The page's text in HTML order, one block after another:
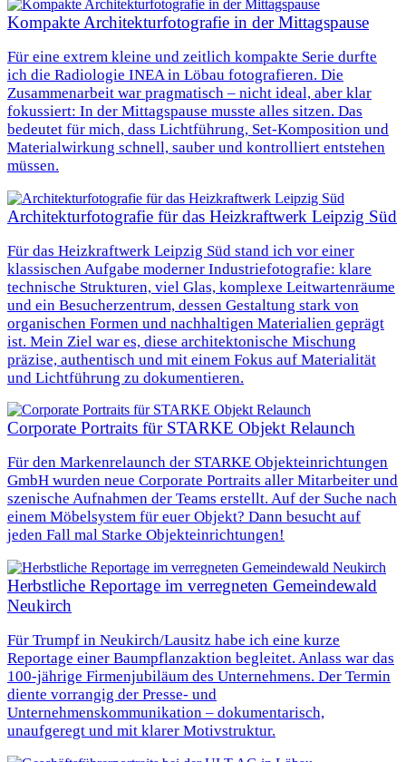
Kompakte Architekturfotografie in der Mittagspause
Für eine extrem kleine und zeitlich kompakte Serie durfte
ich die Radiologie INEA in Löbau fotografieren. Die
Zusammenarbeit war pragmatisch – nicht ideal, aber klar
fokussiert: In der Mittagspause musste alles sitzen. Das
bedeutet für mich, dass Lichtführung, Set-Komposition und
Materialwirkung schnell, sauber und kontrolliert entstehen
müssen.
Architekturfotografie für das Heizkraftwerk Leipzig Süd
Für das Heizkraftwerk Leipzig Süd stand ich vor einer
klassischen Aufgabe moderner Industriefotografie: klare
technische Strukturen, viel Glas, komplexe Leitwartenräume
und ein Besucherzentrum, dessen Gestaltung stark von
organischen Formen und nachhaltigen Materialien geprägt
ist. Mein Ziel war es, diese architektonische Mischung
präzise, authentisch und mit einem Fokus auf Materialität
und Lichtführung zu dokumentieren.
Corporate Portraits für STARKE Objekt Relaunch
Für den Markenrelaunch der STARKE Objekteinrichtungen
GmbH wurden neue Corporate Portraits aller Mitarbeiter und
szenische Aufnahmen der Teams erstellt. Auf der Suche nach
einem Möbelsystem für euer Objekt? Dann besucht auf
jeden Fall mal Starke Objekteinrichtungen!
Herbstliche Reportage im verregneten Gemeindewald
Neukirch
Für Trumpf in Neukirch/Lausitz habe ich eine kurze
Reportage einer Baumpflanzaktion begleitet. Anlass war das
100‑jährige Firmenjubiläum des Unternehmens. Der Termin
diente vorrangig der Presse- und
Unternehmenskommunikation – dokumentarisch,
unaufgeregt und mit klarer Motivstruktur.